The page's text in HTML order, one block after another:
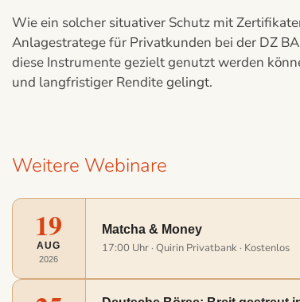
Wie ein solcher situativer Schutz mit
Anlagestratege für Privatkunden bei der DZ
diese Instrumente gezielt genutzt werden
und langfristiger Rendite gelingt.
Weitere Webinare
19
AUG
2026
Matcha & Money
17:00 Uhr · Quirin Privatbank · Kostenlos